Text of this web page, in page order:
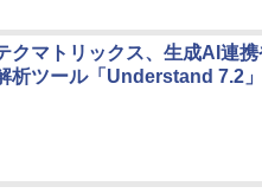
クマトリックス、生成AI連
析ツール「Understand 7.2